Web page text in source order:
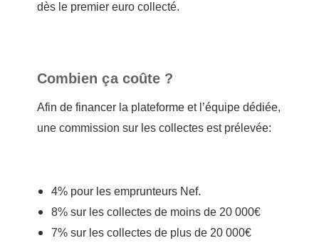
dès le premier euro collecté.
Combien ça coûte ?
Afin de financer la plateforme et l’équipe dédiée,
une commission sur les collectes est prélevée:
4% pour les emprunteurs Nef.
8% sur les collectes de moins de 20 000€
7% sur les collectes de plus de 20 000€